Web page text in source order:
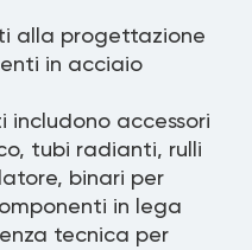
alla progettazione
in acciaio
includono accessori
tubi radianti, rulli
binari per
in lega
tecnica per